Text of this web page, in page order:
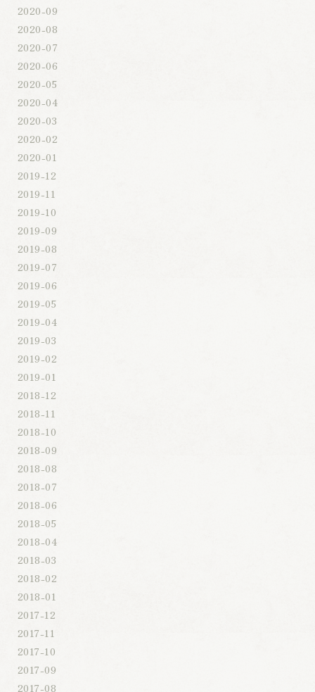
2020-09
2020-08
2020-07
2020-06
2020-05
2020-04
2020-03
2020-02
2020-01
2019-12
2019-11
2019-10
2019-09
2019-08
2019-07
2019-06
2019-05
2019-04
2019-03
2019-02
2019-01
2018-12
2018-11
2018-10
2018-09
2018-08
2018-07
2018-06
2018-05
2018-04
2018-03
2018-02
2018-01
2017-12
2017-11
2017-10
2017-09
2017-08